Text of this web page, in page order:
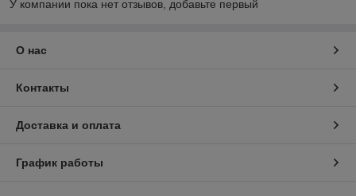
У компании пока нет отзывов, добавьте первый
О нас
Контакты
Доставка и оплата
График работы